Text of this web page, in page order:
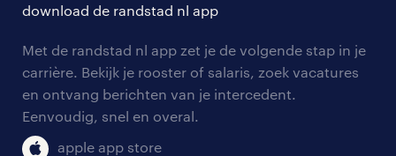
tarieven
personeel gezocht
aanmelden nieuwsbrief
blogs en artikelen
salarischecker
bruto-netto calculator
onze vestigingen
pers
klachten en misstanden
download de randstad nl app
Met de randstad nl app zet je de volgende stap in je
carrière. Bekijk je rooster of salaris, zoek vacatures
en ontvang berichten van je intercedent.
Eenvoudig, snel en overal.
apple app store